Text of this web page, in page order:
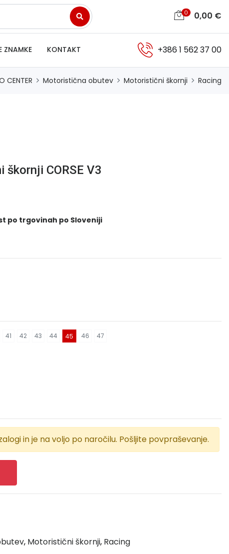
0 0,00 €
ZNAMKE KONTAKT +386 1 562 37 00
CENTER Motoristična obutev Motoristični škornji Racing
CORSE V3
po trgovinah po Sloveniji
41 42 43 44 45 46 47
in je na voljo po naročilu. Pošljite povpraševanje.
, Motoristični škornji, Racing